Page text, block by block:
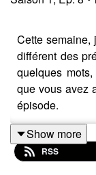
Cette
différent des
quelques
que vous avez
épisode.
⭐⭐⭐⭐⭐
Show more
RSS